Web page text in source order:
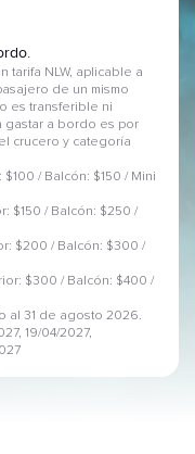
tarifa NLW, aplicable a
de un mismo
es transferible ni
gastar a bordo es por
crucero y categoría
$100 / Balcón: $150 / Mini
$150 / Balcón: $250 /
$200 / Balcón: $300 /
$300 / Balcón: $400 /
al 31 de agosto 2026.
19/04/2027,